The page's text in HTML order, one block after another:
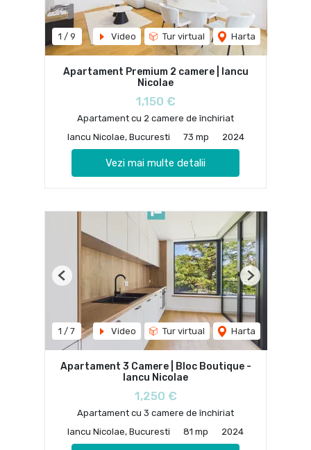
1 / 9 Video Tur virtual Harta
Apartament Premium 2 camere | Iancu
Nicolae
1,150 €
Apartament cu 2 camere de închiriat
Iancu Nicolae, Bucuresti
73 mp 2024
Vezi mai multe detalii
1 / 7 Video Tur virtual Harta
Previous Next
Apartament 3 Camere | Bloc Boutique -
Iancu Nicolae
1,250 €
Apartament cu 3 camere de închiriat
Iancu Nicolae, Bucuresti
81 mp 2024